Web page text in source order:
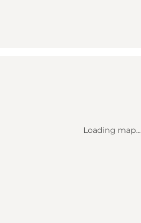
Loading map...